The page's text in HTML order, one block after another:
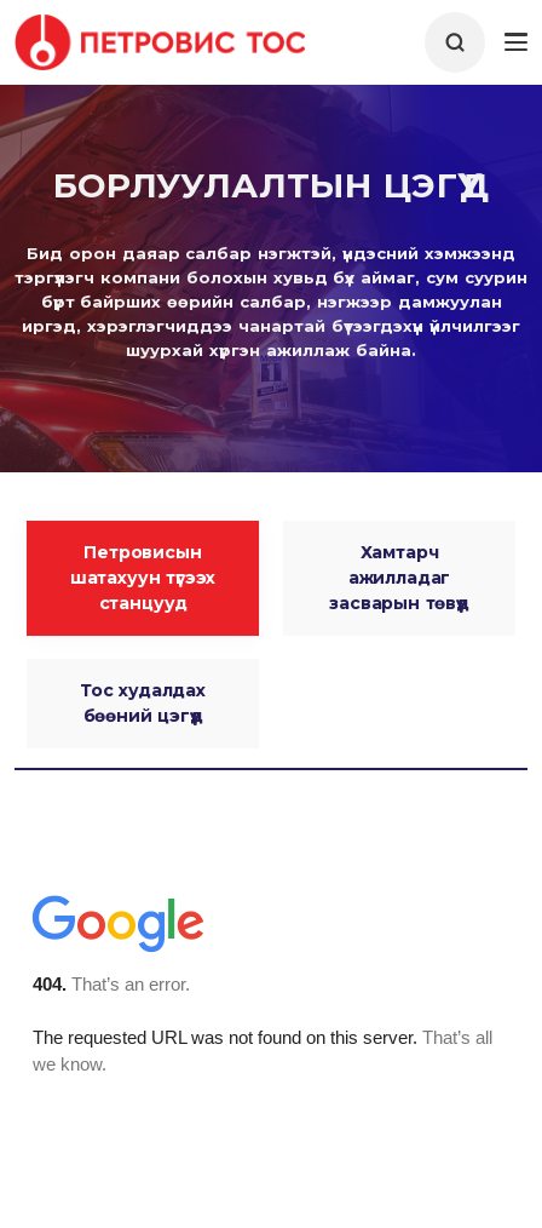
БОРЛУУЛАЛТЫН ЦЭГҮҮД
Бид орон даяар салбар нэгжтэй, үндэсний хэмжээнд
тэргүүлэгч компани болохын хувьд бүх аймаг, сум суурин
бүрт байрших өөрийн салбар, нэгжээр дамжуулан
иргэд, хэрэглэгчиддээ чанартай бүтээгдэхүүн үйлчилгээг
шуурхай хүргэн ажиллаж байна.
Петровисын
шатахуун түгээх
станцууд
Хамтарч
ажилладаг
засварын төвүүд
Тос худалдах
бөөний цэгүүд